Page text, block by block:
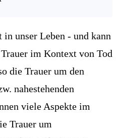
unser Leben - und kann
im Kontext von Tod
die Trauer um den
nahestehenden
viele Aspekte im
Trauer um